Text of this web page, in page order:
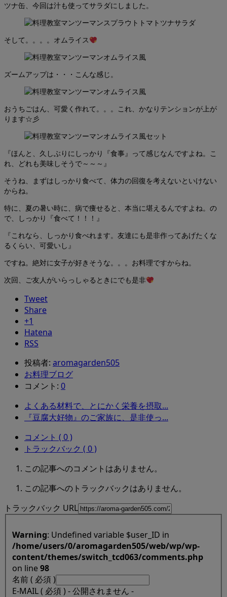
ツナ缶、今回は汁も使ってサラダにしました。
そして。。。。オムライス
ズームアップは・・・こんな感じ。
おうちごはん、可愛く作れて。。。これ、かなりテンションが上が
ります☆彡
『ほんと、久しぶりにしっかり『食事』って感じなんですよね。こ
れ、どれも美味しそうで～～～』
そうね、まずはしっかり食べて、体力の回復を考えないといけない
からね。
特に、夏の暑い時に、病で痩せると、本当に堪えるんですよね。の
で、しっかり『食べて！！！』
『これなら、しっかり食べれます。友達にも是非作ってあげたくな
るくらい、可愛いし』
ですね。絶対に女子が好きそうな。。。お料理ですからね。
次回、ご友人がいらっしゃるときにでも是非
Tweet
Share
+1
Hatena
RSS
投稿者: aromagarden505
お料理ブログ
コメント: 0
よくある材料で、とにかく栄養を摂取...
『豆腐大好物』のご家族に、是非使っ...
コメント ( 0 )
トラックバック ( 0 )
この記事へのコメントはありません。
この記事へのトラックバックはありません。
トラックバック URL
Warning : Undefined variable $user_ID in
/home/users/0/aromagarden505/web/wp/wp-
content/themes/switch_tcd063/comments.php
on line98
名前 ( 必須 )
E-MAIL ( 必須 ) - 公開されません -